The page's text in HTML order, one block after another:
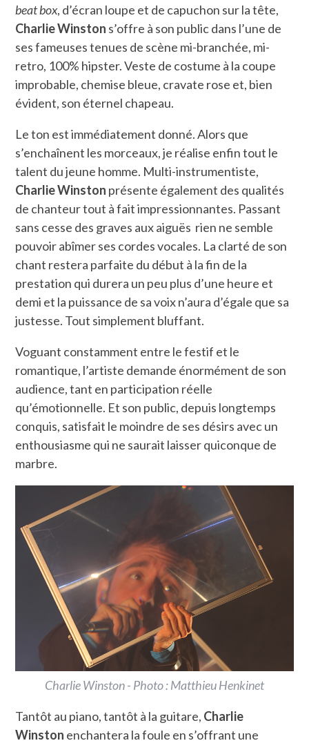
beat box, d’écran loupe et de capuchon sur la tête,
Charlie Winston s’offre à son public dans l’une de
ses fameuses tenues de scène mi-branchée, mi-
retro, 100% hipster. Veste de costume à la coupe
improbable, chemise bleue, cravate rose et, bien
évident, son éternel chapeau.
Le ton est immédiatement donné. Alors que
s’enchaînent les morceaux, je réalise enfin tout le
talent du jeune homme. Multi-instrumentiste,
Charlie Winston présente également des qualités
de chanteur tout à fait impressionnantes. Passant
sans cesse des graves aux aiguës rien ne semble
pouvoir abîmer ses cordes vocales. La clarté de son
chant restera parfaite du début à la fin de la
prestation qui durera un peu plus d’une heure et
demi et la puissance de sa voix n’aura d’égale que sa
justesse. Tout simplement bluffant.
Voguant constamment entre le festif et le
romantique, l’artiste demande énormément de son
audience, tant en participation réelle
qu’émotionnelle. Et son public, depuis longtemps
conquis, satisfait le moindre de ses désirs avec un
enthousiasme qui ne saurait laisser quiconque de
marbre.
Charlie Winston - Photo : Matthieu Henkinet
Tantôt au piano, tantôt à la guitare, Charlie
Winston enchantera la foule en s’offrant une